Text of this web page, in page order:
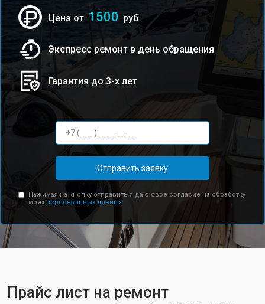
Цена от 1500 руб
Экспресс ремонт в день обращения
Гарантия до 3-х лет
Отправить заявку
Нажимая на кнопку отправить я даю свое согласие на обработку
моих персональных данных.
Прайс лист на ремонт